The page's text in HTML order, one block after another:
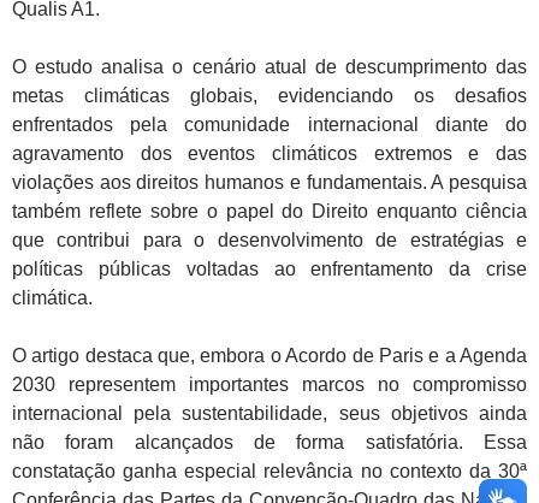
Qualis A1.
O estudo analisa o cenário atual de descumprimento das
metas climáticas globais, evidenciando os desafios
enfrentados pela comunidade internacional diante do
agravamento dos eventos climáticos extremos e das
violações aos direitos humanos e fundamentais. A pesquisa
também reflete sobre o papel do Direito enquanto ciência
que contribui para o desenvolvimento de estratégias e
políticas públicas voltadas ao enfrentamento da crise
climática.
O artigo destaca que, embora o Acordo de Paris e a Agenda
2030 representem importantes marcos no compromisso
internacional pela sustentabilidade, seus objetivos ainda
não foram alcançados de forma satisfatória. Essa
constatação ganha especial relevância no contexto da 30ª